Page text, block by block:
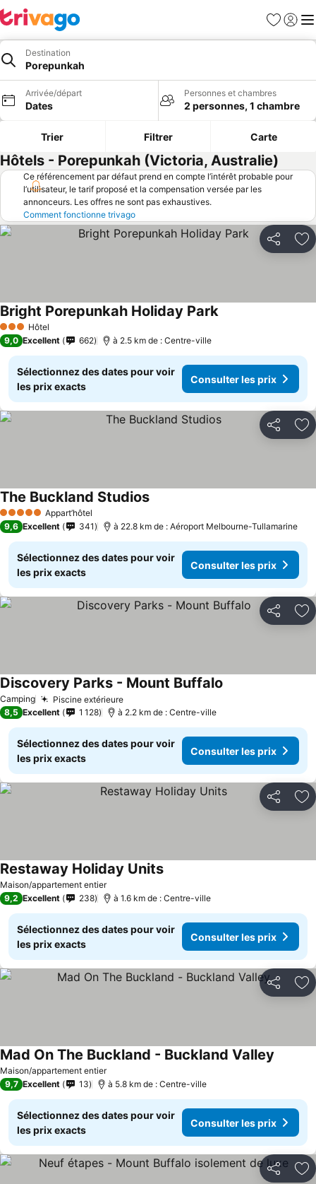
Favoris
Se
Destination
Porepunkah
Arrivée/départ
Dates
Personnes et chambres
2 personnes, 1 chambre
Trier Filtrer Carte
Hôtels - Porepunkah (Victoria, Australie)
Ce référencement par défaut prend en compte l’intérêt probable pour
l’utilisateur, le tarif proposé et la compensation versée par les
annonceurs. Les offres ne sont pas exhaustives.
Comment fonctionne trivago
Partager
3 ÉtoilesHôtel
Bright Porepunkah Holiday ParkConsulter les prix
9,0 Excellent 662 à 2.5 km de : Centre-ville
Sélectionnez des dates pour voir
les prix exacts
Consulter les prix
Partager
5 Étoiles Appart’hôtel
The Buckland StudiosConsulter les prix
9,6 Excellent 341 à 22.8 km de : Aéroport Melbourne-Tullamarine
Sélectionnez des dates pour voir
les prix exacts
Consulter les prix
Partager
Camping Piscine extérieureConsulter les prix
Discovery Parks - Mount Buffalo
8,5 Excellent 1 128 à 2.2 km de : Centre-ville
Sélectionnez des dates pour voir
les prix exacts
Consulter les prix
Partager
Maison/appartement entier
Restaway Holiday UnitsConsulter les prix
9,2 Excellent 238 à 1.6 km de : Centre-ville
Sélectionnez des dates pour voir
les prix exacts
Consulter les prix
Partager
Maison/appartement entier
Mad On The Buckland - Buckland Valley
9,7 Excellent 13 à 5.8 km de : Centre-ville
Sélectionnez des dates pour voir
les prix exacts
Consulter les prix
Partager